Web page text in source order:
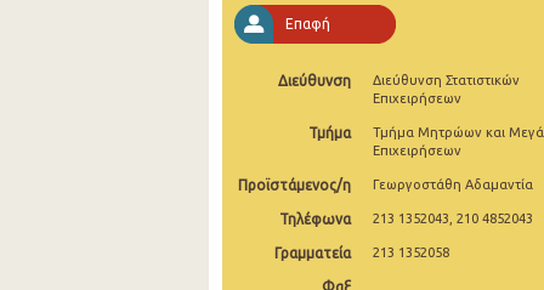
2001
1997
1995
Επαφή
Διεύθυνση
Διεύθυνση Στατιστικών
Επιχειρήσεων
Τμήμα
Τμήμα Μητρώων και
Επιχειρήσεων
Προϊστάμενος/η Γεωργοστάθη Αδαμαντία
Τηλέφωνα 213 1352043, 210 4852043
Γραμματεία 213 1352058